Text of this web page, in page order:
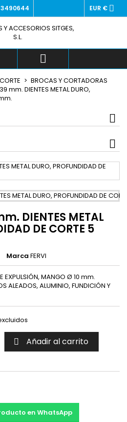
EUR € 

BROCAS Y CORTADORAS
mm. DIENTES METAL DURO,
DIENTES METAL
DE CORTE 5
Marca FERVI
EXPULSIÓN, MANGO Ø 10 mm.
ALEADOS, ALUMINIO, FUNDICIÓN Y
 Añadir al carrito
en WhatsApp
de deseos ×
×
×
((loginText))